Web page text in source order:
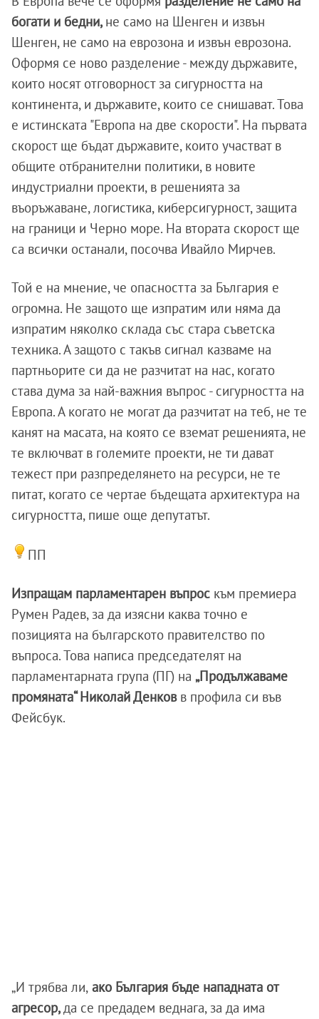
богати и бедни, не само на Шенген и извън
Шенген, не само на еврозона и извън еврозона.
Оформя се ново разделение - между държавите,
които носят отговорност за сигурността на
континента, и държавите, които се снишават. Това
е истинската "Европа на две скорости". На първата
скорост ще бъдат държавите, които участват в
общите отбранителни политики, в новите
индустриални проекти, в решенията за
въоръжаване, логистика, киберсигурност, защита
на граници и Черно море. На втората скорост ще
са всички останали, посочва Ивайло Мирчев.
Той е на мнение, че опасността за България е
огромна. Не защото ще изпратим или няма да
изпратим няколко склада със стара съветска
техника. А защото с такъв сигнал казваме на
партньорите си да не разчитат на нас, когато
става дума за най-важния въпрос - сигурността на
Европа. А когато не могат да разчитат на теб, не те
канят на масата, на която се вземат решенията, не
те включват в големите проекти, не ти дават
тежест при разпределянето на ресурси, не те
питат, когато се чертае бъдещата архитектура на
сигурността, пише още депутатът.
ПП
Изпращам парламентарен въпрос към премиера
Румен Радев, за да изясни каква точно е
позицията на българското правителство по
въпроса. Това написа председателят на
парламентарната група (ПГ) на „Продължаваме
промяната“ Николай Денковв профила си във
Фейсбук.
„И трябва ли, ако България бъде нападната от
агресор,да се предадем веднага, за да има